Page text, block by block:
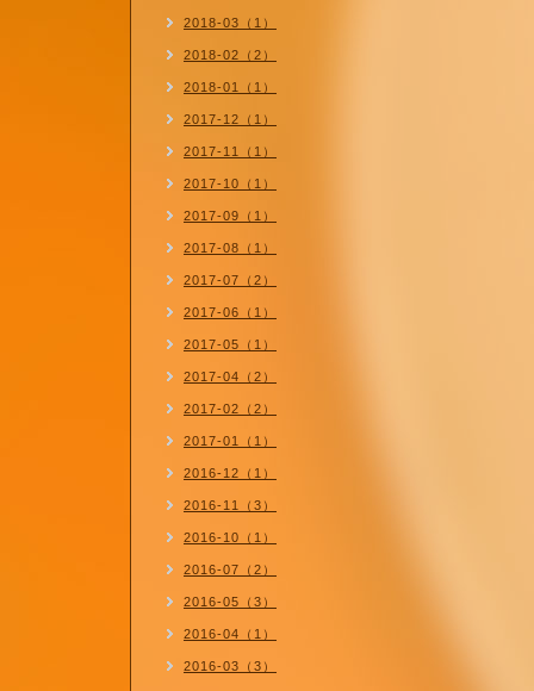
2018-03（1）
2018-02（2）
2018-01（1）
2017-12（1）
2017-11（1）
2017-10（1）
2017-09（1）
2017-08（1）
2017-07（2）
2017-06（1）
2017-05（1）
2017-04（2）
2017-02（2）
2017-01（1）
2016-12（1）
2016-11（3）
2016-10（1）
2016-07（2）
2016-05（3）
2016-04（1）
2016-03（3）